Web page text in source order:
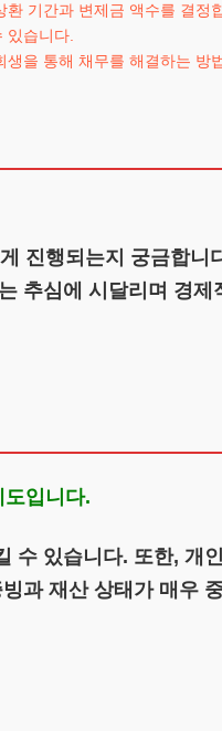
기간과 변제금 액수를 결정
습니다.
을 통해 채무를 해결하는 방
진행되는지 궁금합니
추심에 시달리며 경
입니다.
있습니다. 또한, 개
과 재산 상태가 매우